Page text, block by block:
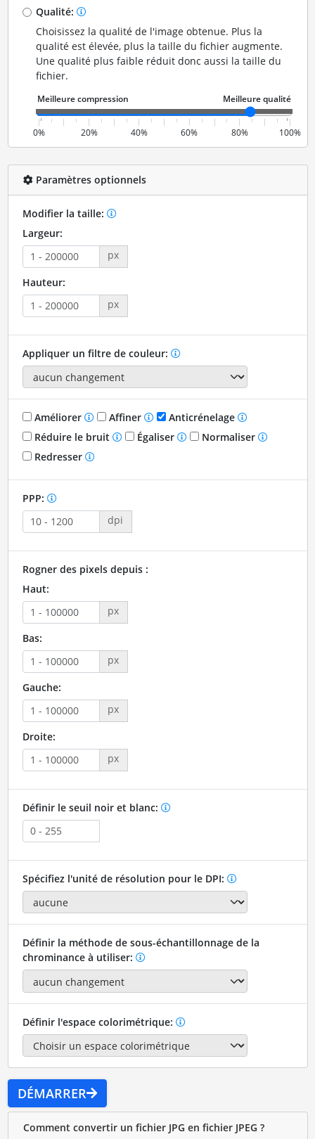
Qualité:
Choisissez la qualité de l'image obtenue. Plus la
qualité est élevée, plus la taille du fichier augmente.
Une qualité plus faible réduit donc aussi la taille du
fichier.
0% 20% 40% 60% 80% 100%
Paramètres optionnels
Modifier la taille:
Largeur:
px
Hauteur:
px
Appliquer un filtre de couleur:
Améliorer Affiner
Anticrénelage
Réduire le bruit
Égaliser
Normaliser
Redresser
PPP:
dpi
Rogner des pixels depuis :
Haut:
px
Bas:
px
Gauche:
px
Droite:
px
Définir le seuil noir et blanc:
Spécifiez l'unité de résolution pour le DPI:
Définir la méthode de sous-échantillonnage de la
chrominance à utiliser:
Définir l'espace colorimétrique:
DÉMARRER
Comment convertir un fichier JPG en fichier JPEG ?